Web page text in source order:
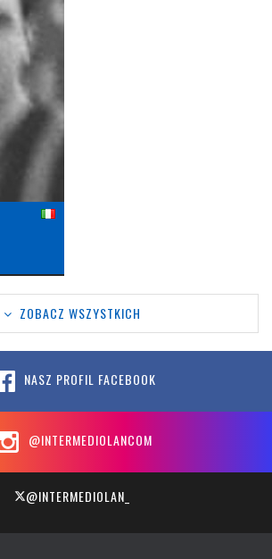
ZOBACZ WSZYSTKICH
NASZ PROFIL FACEBOOK
@INTERMEDIOLANCOM
@INTERMEDIOLAN_